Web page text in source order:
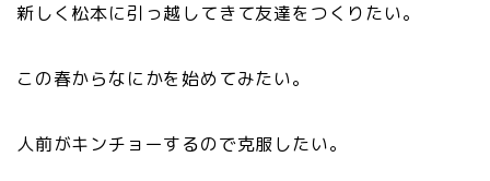
新しく松本に引っ越してきて友達をつくりたい。
この春からなにかを始めてみたい。
人前がキンチョーするので克服したい。